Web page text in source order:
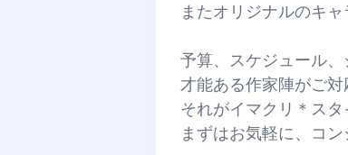
またオリジナルのキ
予算、スケジュール、
才能ある作家陣がご対
それがイマクリ＊スタ
まずはお気軽に、コ